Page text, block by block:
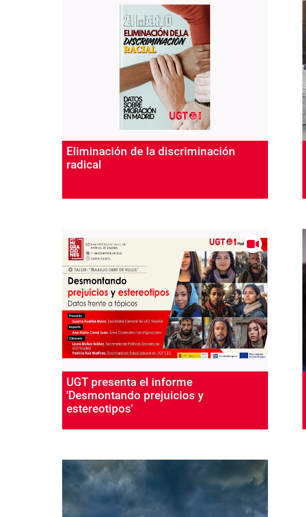
Eliminación de la discriminación
radical
UGT presenta el informe
'Desmontando prejuicios y
estereotipos'